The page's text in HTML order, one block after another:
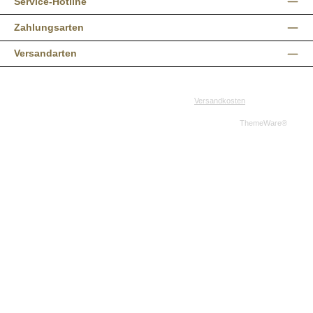
Zahlungsarten
Versandarten
Versandkosten
ThemeWare®